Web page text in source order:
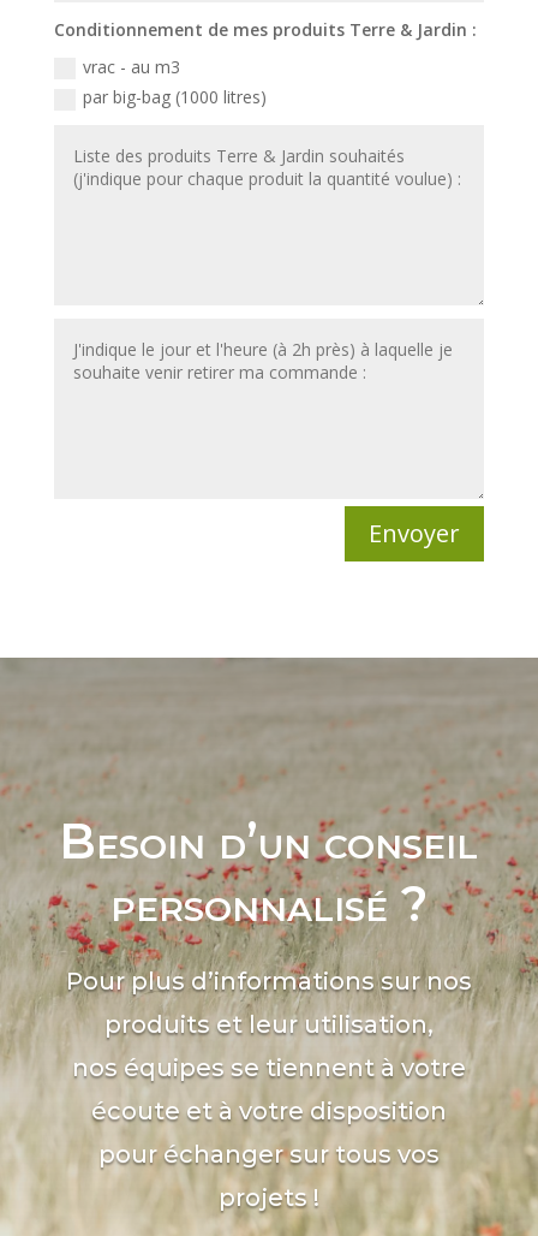
Conditionnement de mes produits Terre & Jardin :
vrac - au m3
par big-bag (1000 litres)
Envoyer
Besoin d’un conseil
personnalisé ?
Pour plus d’informations sur nos
produits et leur utilisation,
nos équipes se tiennent à votre
écoute et à votre disposition
pour échanger sur tous vos
projets !